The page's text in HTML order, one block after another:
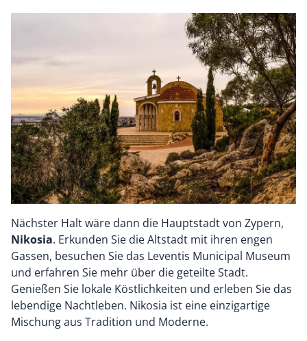
Nächster Halt wäre dann die Hauptstadt von Zypern,
Nikosia. Erkunden Sie die Altstadt mit ihren engen
Gassen, besuchen Sie das Leventis Municipal Museum
und erfahren Sie mehr über die geteilte Stadt.
Genießen Sie lokale Köstlichkeiten und erleben Sie das
lebendige Nachtleben. Nikosia ist eine einzigartige
Mischung aus Tradition und Moderne.